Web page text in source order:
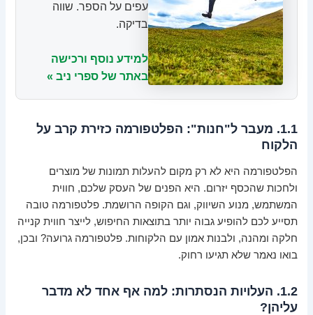
עפים על הספר. שווה
בדיקה.
למידע נוסף ורכישה
באתר של ספרי ניב »
1.1. מעבר ל"חנות": הפלטפורמה כזירת קרב על
הלקוח
הפלטפורמה היא לא רק מקום להעלות תמונות של מוצרים
ולחכות שהכסף יזרום. היא הפנים של העסק שלכם, חווית
המשתמש, מנוע השיווק, וגם הקופה הרושמת. פלטפורמה טובה
תסייע לכם להופיע גבוה יותר בתוצאות החיפוש, לייצר חווית קנייה
חלקה ומהנה, ולבנות אמון עם הלקוחות. פלטפורמה גרועה? ובכן,
בואו נאמר שלא תגיעו רחוק.
1.2. העלויות הנסתרות: למה אף אחד לא מדבר
עליהן?